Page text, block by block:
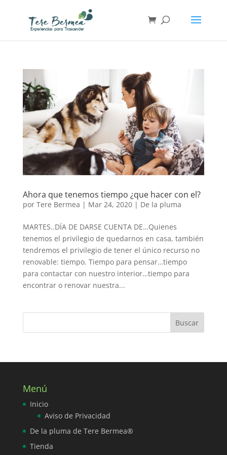
Ahora que tenemos tiempo ¿que hacer con el?
por Tere Bermea | Mar 24, 2020| De la pluma
MARTES..DÍA DE DARSE CUENTA DE…Quienes
tenemos el privilegio de quedarnos en casa, también
tendremos el privilegio de tener el único recurso no
renovable: tiempo. Tiempo para pensar…tiempo
para contactar con nuestro interior…tiempo para
encontrar o renovar nuestra...
Menú
Inicio
Aviso de Privacidad
De la pluma de Tere Bermea®
Tienda